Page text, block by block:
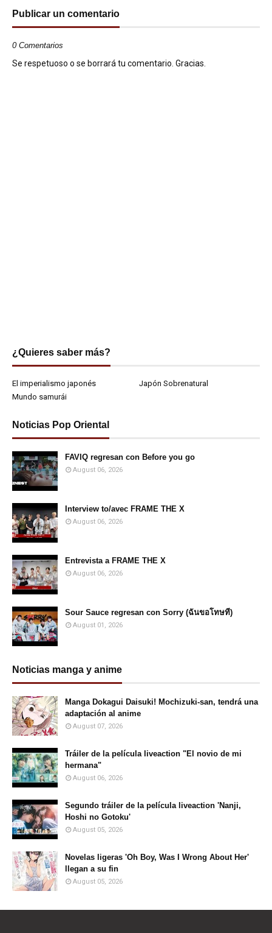
Publicar un comentario
0 Comentarios
Se respetuoso o se borrará tu comentario. Gracias.
¿Quieres saber más?
El imperialismo japonés
Japón Sobrenatural
Mundo samurái
Noticias Pop Oriental
FAVIQ regresan con Before you go
August 06, 2026
Interview to/avec FRAME THE X
August 06, 2026
Entrevista a FRAME THE X
August 06, 2026
Sour Sauce regresan con Sorry (ฉันขอโทษที)
August 01, 2026
Noticias manga y anime
Manga Dokagui Daisuki! Mochizuki-san, tendrá una
adaptación al anime
August 07, 2026
Tráiler de la película liveaction "El novio de mi
hermana"
August 06, 2026
Segundo tráiler de la película liveaction 'Nanji,
Hoshi no Gotoku'
August 05, 2026
Novelas ligeras 'Oh Boy, Was I Wrong About Her'
llegan a su fin
August 05, 2026